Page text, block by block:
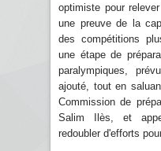
optimiste pour
une preuve de la
des compétitions
une étape de
paralympiques,
ajouté, tout en
Commission de
Salim Ilès, et
redoubler d'efforts